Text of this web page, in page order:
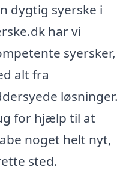
dygtig syerske i
har vi
syersker,
alt fra
løsninger.
for hjælp til at
noget helt nyt,
sted.